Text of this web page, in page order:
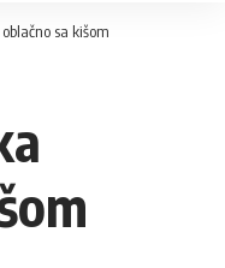
sa kišom